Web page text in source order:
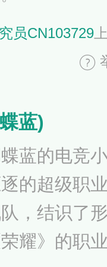
员CN103729
蓝)
蝶蓝的电竞
的超级职
，结识了
耀》的职